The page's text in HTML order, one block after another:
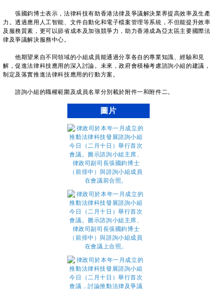
張國鈞博士表示，法律科技有助香港法律及爭議解決業界提高效率及生產
力。透過應用人工智能、文件自動化和電子檔案管理等系統，不但能提升效率
及服務質素，更可以節省成本及加強競爭力，助力香港成為亞太區主要國際法
律及爭議解決服務中心。
他期望來自不同領域的小組成員能通過分享各自的專業知識、經驗和見
解，促進法律科技應用的深入討論。未來，政府會積極考慮諮詢小組的建議，
制定及落實推進法律科技應用的行動方案。
諮詢小組的職權範圍及成員名單分別載於附件一和附件二。
圖片